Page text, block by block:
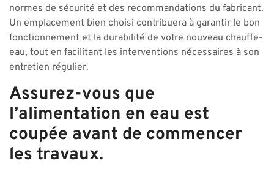
normes de sécurité et des recommandations du fabricant.
Un emplacement bien choisi contribuera à garantir le bon
fonctionnement et la durabilité de votre nouveau chauffe-
eau, tout en facilitant les interventions nécessaires à son
entretien régulier.
Assurez-vous que
l’alimentation en eau est
coupée avant de commencer
les travaux.